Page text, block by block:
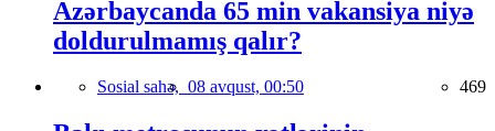
Azərbaycanda 65 min vakansiya niyə
doldurulmamış qalır?
Sosial sahə, 08 avqust, 00:50 469